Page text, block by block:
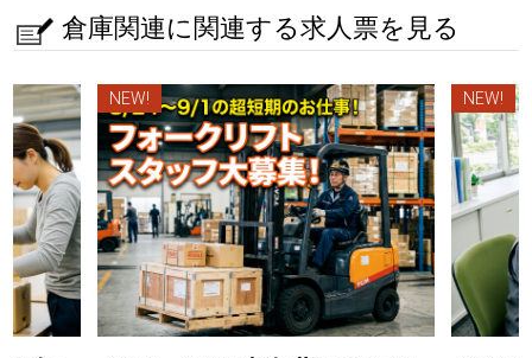
倉庫関連に関連する求人票を見る
NEW! NEW!